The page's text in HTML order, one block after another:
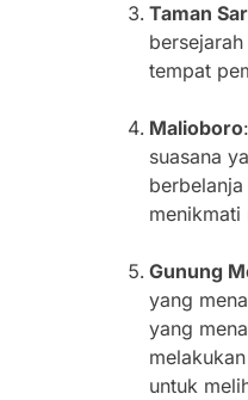
Taman
tempat
Malioboro
suasana
menikmati
Gunung
yang
yang
untuk